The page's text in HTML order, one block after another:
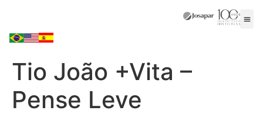
Tio João +Vita –
Pense Leve